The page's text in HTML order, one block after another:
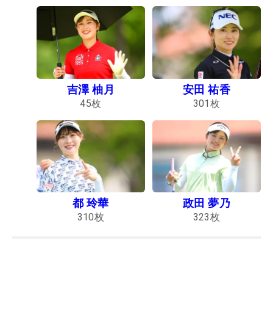
吉澤 柚月
45枚
安田 祐香
301 枚
都 玲華
310枚
政田 夢乃
323枚